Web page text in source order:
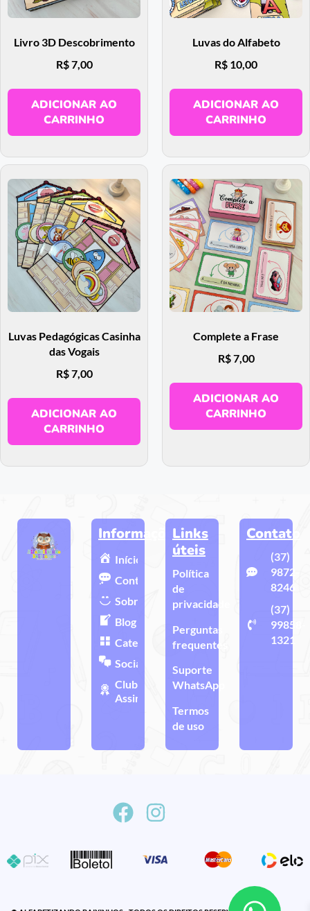
Livro 3D Descobrimento
R$7,00
ADICIONAR AO
CARRINHO
Luvas do Alfabeto
R$ 10,00
ADICIONAR AO
CARRINHO
Luvas Pedagógicas Casinha
das Vogais
R$7,00
ADICIONAR AO
CARRINHO
Complete a Frase
R$7,00
ADICIONAR AO
CARRINHO
Informações
Início
Contato
Sobre
Blog
Categorias
Sociais
Clube de
Assinatura
Links
úteis
Política
de
privacidade
Perguntas
frequentes
Suporte
WhatsApp
Termos
de uso
Contato
(37)
9872-
8246
(37)
99858-
1321